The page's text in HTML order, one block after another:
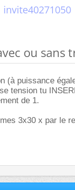
invite40271050
ou sans
(à puissance
tension tu
de 1.
3x30 x par le